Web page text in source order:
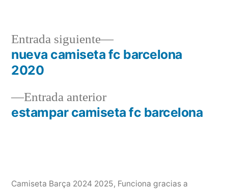
Navegación
entradas
Entrada anteriorEntrada
anterior:
estampar camiseta fc barcelona
Entrada siguiente
Entrada
siguiente:
nueva camiseta fc barcelona
2020
Camiseta Barça 2024 2025, Funciona gracias a